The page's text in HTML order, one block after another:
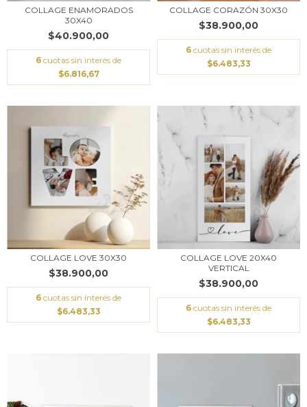
COLLAGE ENAMORADOS
30X40
$40.900,00
6 cuotas sin interés de
$6.816,67
COLLAGE CORAZÓN 30X30
$38.900,00
6 cuotas sin interés de
$6.483,33
COLLAGE LOVE 30X30
$38.900,00
6 cuotas sin interés de
$6.483,33
COLLAGE LOVE 20X40
VERTICAL
$38.900,00
6 cuotas sin interés de
$6.483,33